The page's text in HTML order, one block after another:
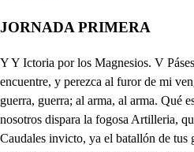
JORNADA PRIMERA
Y Y Ictoria por los Magnesios. V Pásese a filo de espada cuanto se encuentre, y perezca al furor de mi vengañza toda Lidia. A retirar: guerra, guerra; al arma, al arma. Qué esperamos, si aún el Cielo contra nosotros dispara la fogosa Artilleria, que de horrendas nubes cuaja? Caudales invicto, ya el batallón de tus guardías degollado, y siendo tumba de tus gentes la campaña, en vano al valor apelas, que tuno por tantos no basta: y pues detrás de ese monte Melicerta, y Claridiana tu hija, y tu sobrina, con el retén, y su intrincada situación, del riesgo están por ahora reservadas, huye, y penetra sus cumbres, que a guardarte las espaldas Nicandro, y yo quedaremos. Y si es que miedo te falta para huir, aquí está el mío, que es como el que aquellas Damas tuvieran, si en la Cazuela un ratón les arrojaran. Cercadlos por todas partes. Cuartel. No hay cuartel que valga; mueran todos. Guerra, guerra. Oh injusta fortuna ingrata, mal haya quien te venera, quien te adora, y quien te llama deidad, puesto que en ti implican divinidad, y mudanza! Sepultáronse mis triunfos, acabaron mis hazañas, con que árbitro de la guerra fue terror de su comarca; y no siento tanto el ver perdido el Reino, y la fama, como el que (habiendo negado la mano divina y blanca de mi hija al cruel Filocles, Rey de los Magnesios) haya, sino me rindo a partido, de ganármela por armas; pero antes que tal consiga será en las sangrientas aras de mi honor, su tierna vida víctima sacrificada, sin valerla su inocencia, pues hija de su desgracia bien sabe quien nace hermosa que nace a ser desdichada. Por aquí fue el Rey. Tomad las veredas. . A qué aguardas, si oyes que se acercan? . Presto (ay divina Claridiana, muera yo sin verte ajena!) penetra aquella intrincada senda. . Estrella rigurosa, bien envuelta en nubes pardas con tempestades me anuncias de mi vida las borrascas. . Quién tiene hija, y no la quiere dar, cuando hay padres que rabian porque las pidan las suyas, que de maduras se pasan, que se ahorque. Ah Sumesfuit, pues queda ya en las cabañas seguro el ganado y se oye de truenos, trompas, y cajas tan gran rumor, apuremos de qué nace: al Valle baja por esa senda. . Demonio de hombre, mira lo que mandas, que con el Cielo, que gruñe, y el miedo que a mí me canta, estoy tan hecho una pisia, que aún no sé pedir alafía. Baja de una vez, no temas. Ay costillas desdichadas! Ya bajé: maldito sea . quien me mandó que bajara. Te has hecho mal? Poca cosa: la mitad de las almohadas posteriores se me quedan entre las piedras, y zarzas. Has oído, Sumesfuit, tempestad tan temeraria, que aún yo la he temido? En eso se encarece harto, pues nada al Pastor Giges le ha dado pavor jamás: Ay mis bragas! Qué es eso Él miedo que tengo, que me está entonando un aría. Confieso, que a mi valor los ganados se le encargan de Caudales, Rey de Lidia, por lo que de estas campañas soy dueño; y de hombres, y fieras el absoluto Monarca. Pero es mi ánimo tal, que aspirando a cosas altas, mal satisface este empleo a mi nativa arrogancia: varios repetidos sueños me representan en vagas especies de la fortuna, que me adula, y que me halaga, y con apacible rostro a heroicos hechos me llama un retrato que me hallé en esa selva cercana de una divina mujer, qué sé que con las Infantas dé Lidia vive y la guerra que tenemos declarada entre Lidios, y Magnesios de confusas, y mezcladas idéas, mi vida anegan hasta lograr apurarlas: Con que oyendo apenas hoy, nácares vertiendo el Alba, salió a llorar, que la injurien las nubes de horror preñadas, la infausta mezcla de truenos, que con el ruido alternaba militar en aire, y tierra, confundidas dos batallas, . salí ansioso: mas qué es esto? de pronto otra vez desgajan las nubes sobre nosotros nuevo diluvio. . Ya escampa, y llueven piedras de a puno. De aquella cueva nos valga el asilo. En ella, siendo racionales alcarrazas, nos libraremos. Tras mí Sino veo palabra, cómo he de ir? . A tiento; pero qué maravilla tan rara! . Válgame el Cerco de Troya! Qué fábrica tan extraña! Un sepulcro y un Caballo? sobre él una mariblanca? mátenme, sino es principio::- De qué? De alguna entruchada. Presto saldrás de la duda, pues en Pérficas palabras, una inscrición sepulcral se descubre en la fachada de ese tumulto de piedra. Y qué dice? Aquí descansa de Zoroastres el cadáver, Mágico asombro del Asia. Mal descanso le dé Dios: ya me ha entrado la terciana. Espérate, que prosigue. . El que tenga dicha tanta, que llegue a ver su sepulcro, inmortal hará su fama. Y eso no es mentira? No. Ay de mí! que habló la Estatua. De qué te asustas, villano? Voz que de una piedra helada te artícula el insensible orgaño de su garganta, yo llegué a ver este asombro, con que yo soy con quien hablas. Sí. . Maldita sea tu boca. Hasta hoy no hubo humana planta que hay? hallado de esta gruta la fábrica subterranea; en ella el gran Zoroastres sepultado está, y su alma aligada a un rico anillo, e a un dedo suyo se enlaza: su alivio es que haya mortal, cuyo valor tenga audacía de arrancárselo del dedo, aunque en terrible batalla su cadáver le defienda; pues con él las Artes Magas de este prodigio de Grecia podrá saberlas, y usarlas: Logrará cuanto intentare, como en su mano le traiga: si quiere, se hará invisible, y verá que a un tiempo manda en el aire, en el Abismo, en fuego, en tierra y en agua: Y pues tú, valiente Gijes, a mayor empresa bastas, mira si a tanto te atreves. Aunque al Infierno bajara, por mejorar mi fortuna lo hiciera. . Allá te las hayas. Pues al furioso estallido del trueno sus senos abra la tierra y hazte dichoso, si tan gran fortuna alcanzas. Ay, que me llevan las dueñas! ay que los diablos me agarran! ay, que mis miembros se secan! ay, que se mojan las